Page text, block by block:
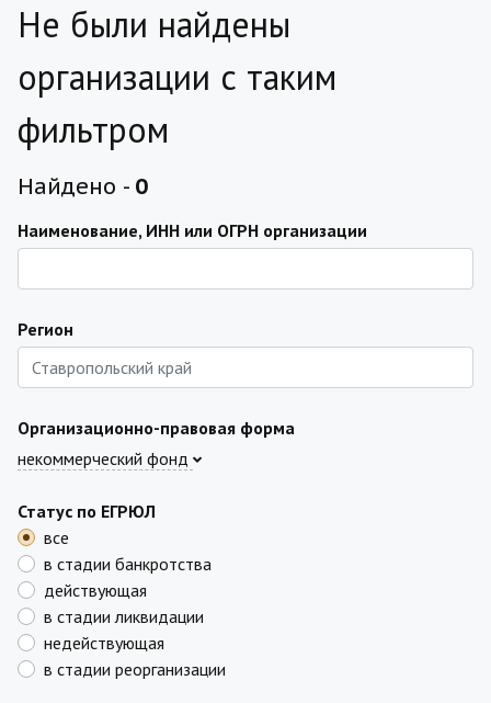
Не были найдены
организации с таким
фильтром
Найдено - 0
Наименование, ИНН или ОГРН организации
Регион
Организационно-правовая форма
некоммерческий фонд
Статус по ЕГРЮЛ
все
в стадии банкротства
действующая
в стадии ликвидации
недействующая
в стадии реорганизации